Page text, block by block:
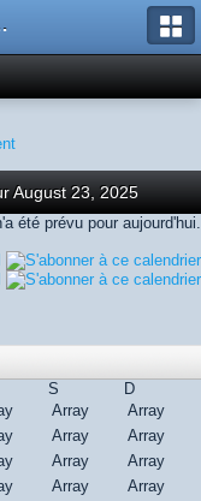
Forum
August 23, 2025
été prévu pour aujourd'hui.
S
D
Array
Array
Array
Array
Array
Array
Array
Array